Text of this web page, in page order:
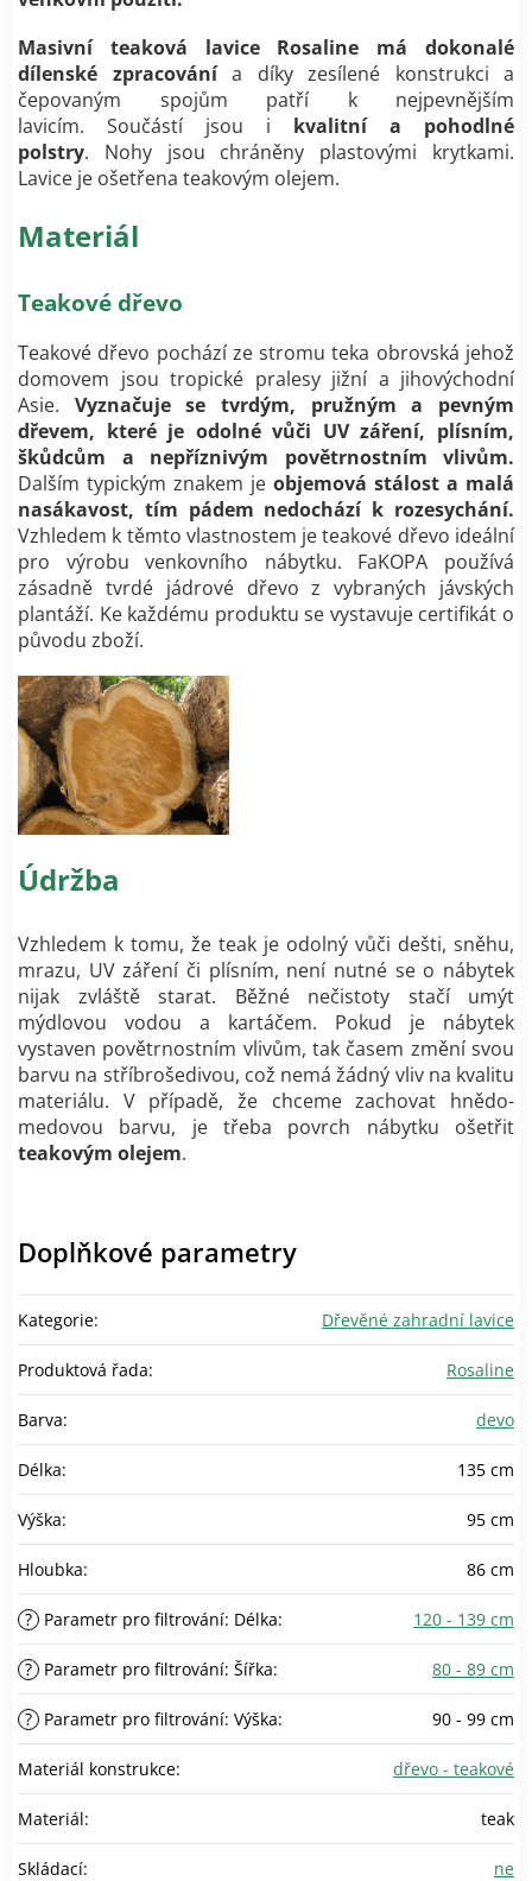
Masivní teaková lavice Rosaline má dokonalé
dílenské zpracování a díky zesílené konstrukci a
čepovaným spojům patří k nejpevnějším
lavicím.
Součástí jsou i kvalitní a pohodlné
polstry. Nohy jsou chráněny plastovými krytkami.
Lavice je ošetřena teakovým olejem.
Materiál
Teakové dřevo
Teakové dřevo pochází ze stromu teka obrovská jehož
domovem jsou tropické pralesy jižní a jihovýchodní
Asie. Vyznačuje se tvrdým, pružným a pevným
dřevem, které je odolné vůči UV záření, plísním,
škůdcům a nepříznivým povětrnostním vlivům.
Dalším typickým znakem je objemová stálost a malá
nasákavost, tím pádem nedochází k rozesychání.
Vzhledem k těmto vlastnostem je teakové dřevo ideální
pro výrobu venkovního nábytku. FaKOPA používá
zásadně tvrdé jádrové dřevo z vybraných jávských
plantáží. Ke každému produktu se vystavuje certifikát o
původu zboží.
Údržba
Vzhledem k tomu, že teak je odolný vůči dešti, sněhu,
mrazu, UV záření či plísním, není nutné se o nábytek
nijak zvláště starat. Běžné nečistoty stačí umýt
mýdlovou vodou a kartáčem. Pokud je nábytek
vystaven povětrnostním vlivům, tak časem změní svou
barvu na stříbrošedivou, což nemá žádný vliv na kvalitu
materiálu. V případě, že chceme zachovat hnědo-
medovou barvu, je třeba povrch nábytku ošetřit
teakovým olejem.
Doplňkové parametry
Kategorie: Dřevěné zahradní lavice
Produktová řada: Rosaline
Barva: devo
Délka: 135 cm
Výška: 95 cm
Hloubka: 86 cm
? Parametr pro filtrování: Délka: 120 - 139 cm
? Parametr pro filtrování: Šířka: 80 - 89 cm
? Parametr pro filtrování: Výška: 90 - 99 cm
Materiál konstrukce: dřevo - teakové
Materiál: teak
Skládací: ne